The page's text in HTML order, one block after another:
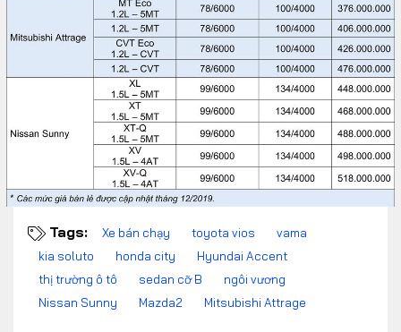
Tags: Xe bán chạy toyota vios
vama
kia soluto
honda city
Hyundai Accent
thị trường ô tô
sedan cỡ B
ngôi vương
Nissan Sunny
Mazda2 Mitsubishi Attrage